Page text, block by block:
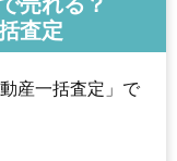
売れる？
査定
産一括査定」で